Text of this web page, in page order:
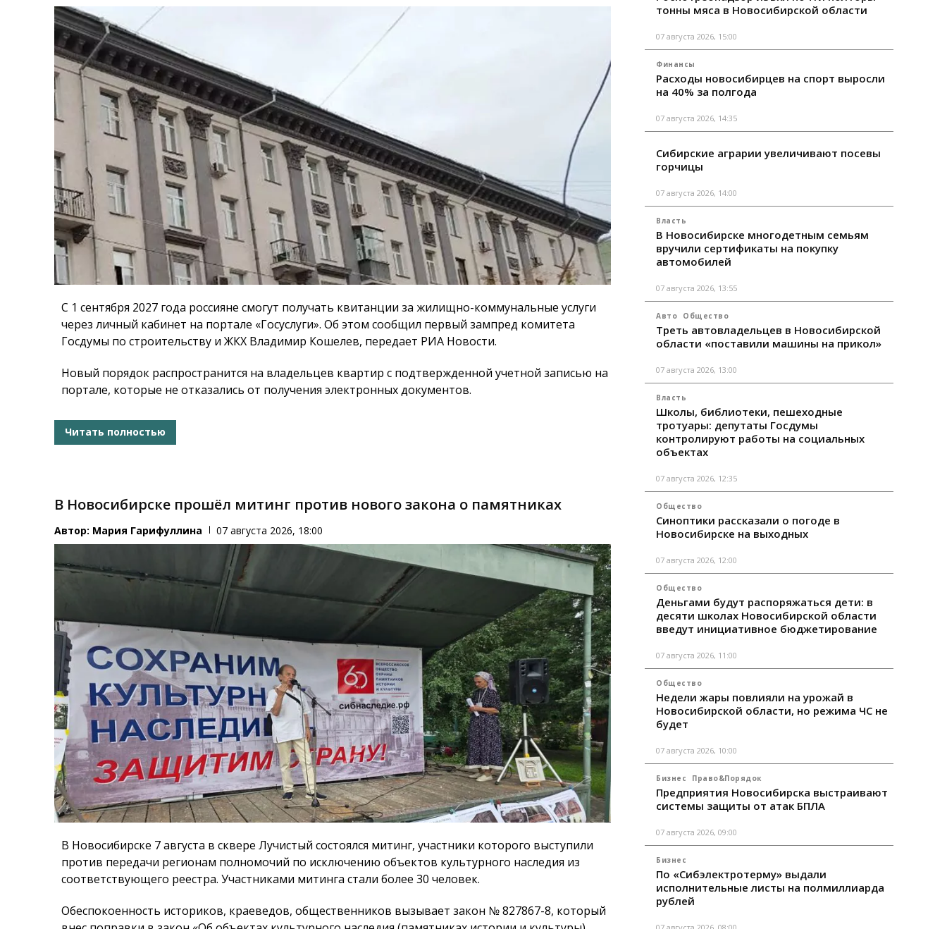
С 1 сентября 2027 года россияне смогут получать квитанции за жилищно-коммунальные услуги
через личный кабинет на портале «Госуслуги». Об этом сообщил первый зампред комитета
Госдумы по строительству и ЖКХ Владимир Кошелев, передает РИА Новости.
Новый порядок распространится на владельцев квартир с подтвержденной учетной записью на
портале, которые не отказались от получения электронных документов.
Читать полностью
В Новосибирске прошёл митинг против нового закона о памятниках
Автор: Мария Гарифуллина 07 августа 2026, 18:00
В Новосибирске 7 августа в сквере Лучистый состоялся митинг, участники которого выступили
против передачи регионам полномочий по исключению объектов культурного наследия из
соответствующего реестра. Участниками митинга стали более 30 человек.
Обеспокоенность историков, краеведов, общественников вызывает закон № 827867-8, который
тонны мяса в Новосибирской области
07 августа 2026, 15:00
Финансы
Расходы новосибирцев на спорт выросли
на 40% за полгода
07 августа 2026, 14:35
Сибирские аграрии увеличивают посевы
горчицы
07 августа 2026, 14:00
Власть
В Новосибирске многодетным семьям
вручили сертификаты на покупку
автомобилей
07 августа 2026, 13:55
Авто Общество
Треть автовладельцев в Новосибирской
области «поставили машины на прикол»
07 августа 2026, 13:00
Власть
Школы, библиотеки, пешеходные
тротуары: депутаты Госдумы
контролируют работы на социальных
объектах
07 августа 2026, 12:35
Общество
Синоптики рассказали о погоде в
Новосибирске на выходных
07 августа 2026, 12:00
Общество
Деньгами будут распоряжаться дети: в
десяти школах Новосибирской области
введут инициативное бюджетирование
07 августа 2026, 11:00
Общество
Недели жары повлияли на урожай в
Новосибирской области, но режима ЧС не
будет
07 августа 2026, 10:00
Бизнес Право&Порядок
Предприятия Новосибирска выстраивают
системы защиты от атак БПЛА
07 августа 2026, 09:00
Бизнес
По «Сибэлектротерму» выдали
исполнительные листы на полмиллиарда
рублей